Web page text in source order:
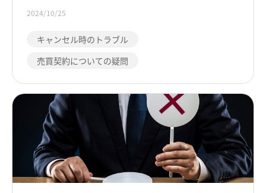
2024/10/25
キャンセル時のトラブル
売買契約についての疑問